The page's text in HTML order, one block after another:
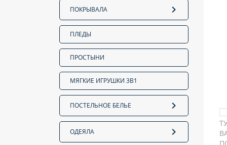
ПОКРЫВАЛА
ПЛЕДЫ
ПРОСТЫНИ
МЯГКИЕ ИГРУШКИ 3В1
ПОСТЕЛЬНОЕ БЕЛЬЕ
ОДЕЯЛА